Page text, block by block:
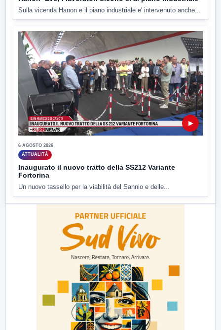
Sulla vicenda Hanon e il piano industriale e' intervenuto anche...
▶
6 AGOSTO 2026
ATTUALITÀ
Inaugurato il nuovo tratto della SS212 Variante
Fortorina
Un nuovo tassello per la viabilità del Sannio e delle...